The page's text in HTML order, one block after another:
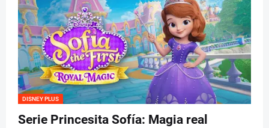
DISNEY PLUS
Serie Princesita Sofía: Magia real